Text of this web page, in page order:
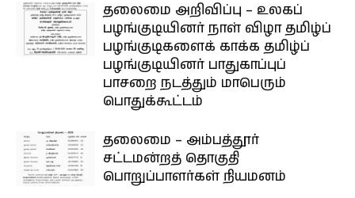
தலைமை அறிவிப்பு – உலகப்
பழங்குடியினர் நாள் விழா தமிழ்ப்
பழங்குடிகளைக் காக்க தமிழ்ப்
பழங்குடியினர் பாதுகாப்புப்
பாசறை நடத்தும் மாபெரும்
பொதுக்கூட்டம்
தலைமை – அம்பத்தூர்
சட்டமன்றத் தொகுதி
பொறுப்பாளர்கள் நியமனம்